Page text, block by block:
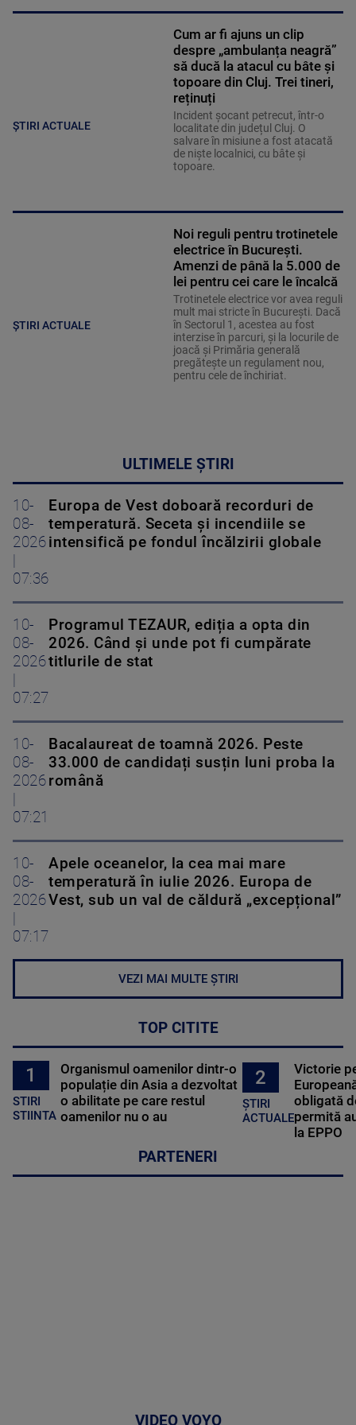
ȘTIRI ACTUALE
Cum ar fi ajuns un clip
despre „ambulanța neagră”
să ducă la atacul cu bâte și
topoare din Cluj. Trei tineri,
reținuți
Incident șocant petrecut, într-o
localitate din județul Cluj. O
salvare în misiune a fost atacată
de niște localnici, cu bâte și
topoare.
ȘTIRI ACTUALE
Noi reguli pentru trotinetele
electrice în București.
Amenzi de până la 5.000 de
lei pentru cei care le încalcă
Trotinetele electrice vor avea reguli
mult mai stricte în București. Dacă
în Sectorul 1, acestea au fost
interzise în parcuri, și la locurile de
joacă și Primăria generală
pregătește un regulament nou,
pentru cele de închiriat.
ULTIMELE ȘTIRI
10-
08-
2026
07:36
Europa de Vest doboară recorduri de
temperatură. Seceta și incendiile se
intensifică pe fondul încălzirii globale
10-
08-
2026
07:27
Programul TEZAUR, ediția a opta din
2026. Când şi unde pot fi cumpărate
titlurile de stat
10-
08-
2026
07:21
Bacalaureat de toamnă 2026. Peste
33.000 de candidați susțin luni proba la
română
10-
08-
2026
07:17
Apele oceanelor, la cea mai mare
temperatură în iulie 2026. Europa de
Vest, sub un val de căldură „excepțional”
VEZI MAI MULTE ȘTIRI
TOP CITITE
1
STIRI
STIINTA
Organismul oamenilor dintr-o
populație din Asia a dezvoltat
o abilitate pe care restul
oamenilor nu o au
2
ȘTIRI
ACTUALE
Victorie
obligată
permită
la EPPO
PARTENERI
VIDEO VOYO